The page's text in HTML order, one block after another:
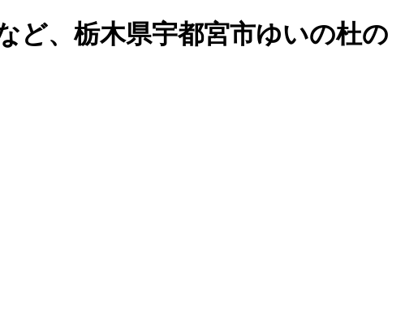
ど、栃木県宇都宮市ゆいの杜の